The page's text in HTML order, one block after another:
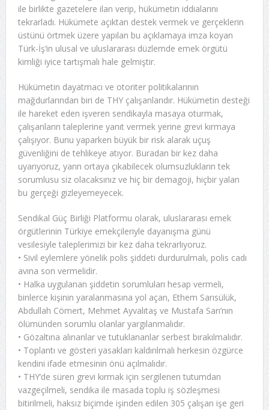
ile birlikte gazetelere ilan verip, hükümetin iddialarını
tekrarladı. Hükümete açıktan destek vermek ve gerçeklerin
üstünü örtmek üzere yapılan bu açıklamaya imza koyan
Türk-İş’in ulusal ve uluslararası düzlemde emek örgütü
kimliği iyice tartışmalı hale gelmiştir.
Hükümetin dayatmacı ve otoriter politikalarının
mağdurlarından biri de THY çalışanlarıdır. Hükümetin desteği
ile hareket eden işveren sendikayla masaya oturmak,
çalışanların taleplerine yanıt vermek yerine grevi kırmaya
çalışıyor. Bunu yaparken büyük bir risk alarak uçuş
güvenliğini de tehlikeye atıyor. Buradan bir kez daha
uyarıyoruz, yarın ortaya çıkabilecek olumsuzlukların tek
sorumlusu siz olacaksınız ve hiç bir demagoji, hiçbir yalan
bu gerçeği gizleyemeyecek.
Sendikal Güç Birliği Platformu olarak, uluslararası emek
örgütlerinin Türkiye emekçileriyle dayanışma günü
vesilesiyle taleplerimizi bir kez daha tekrarlıyoruz.
• Sivil eylemlere yönelik polis şiddeti durdurulmalı, polis cadı
avına son vermelidir.
• Halka uygulanan şiddetin sorumluları hesap vermeli,
binlerce kişinin yaralanmasına yol açan, Ethem Sarısülük,
Abdullah Cömert, Mehmet Ayvalıtaş ve Mustafa Sarı’nın
ölümünden sorumlu olanlar yargılanmalıdır.
• Gözaltına alınanlar ve tutuklananlar serbest bırakılmalıdır.
• Toplantı ve gösteri yasakları kaldırılmalı herkesin özgürce
kendini ifade etmesinin önü açılmalıdır.
• THY’de süren grevi kırmak için sergilenen tutumdan
vazgeçilmeli, sendika ile masada toplu iş sözleşmesi
bitirilmeli, haksız biçimde işinden edilen 305 çalışan işe geri